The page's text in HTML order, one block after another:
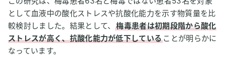
として血液中の酸化ストレスや抗酸化能力を示す物質量を比
較検討しました。結果として、梅毒患者は初期段階から酸化
ストレスが高く、抗酸化能力が低下していることが明らかに
なっています。